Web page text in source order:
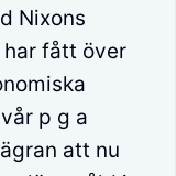
Nixons
har fått över
p g a
att nu